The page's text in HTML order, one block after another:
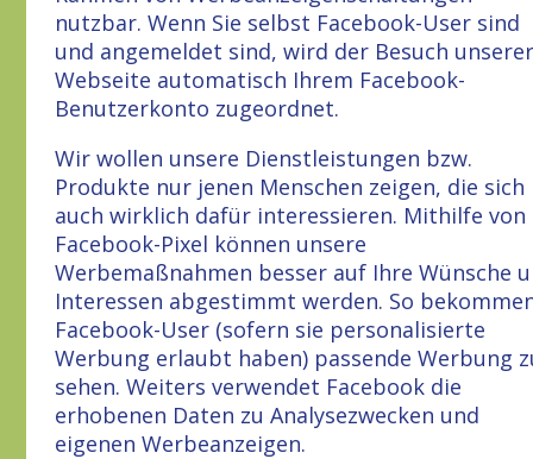
nutzbar. Wenn Sie selbst Facebook-User sind
und angemeldet sind, wird der Besuch unserer
Webseite automatisch Ihrem Facebook-
Benutzerkonto zugeordnet.
Wir wollen unsere Dienstleistungen bzw.
Produkte nur jenen Menschen zeigen, die sich
auch wirklich dafür interessieren. Mithilfe von
Facebook-Pixel können unsere
Werbemaßnahmen besser auf Ihre Wünsche
Interessen abgestimmt werden. So
Facebook-User (sofern sie personalisierte
Werbung erlaubt haben) passende Werbung
sehen. Weiters verwendet Facebook die
erhobenen Daten zu Analysezwecken und
eigenen Werbeanzeigen.